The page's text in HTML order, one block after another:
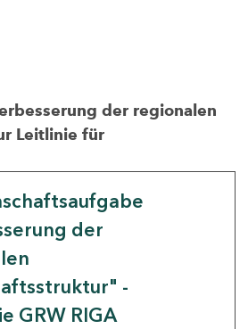
der regionalen
Leitlinie für
der
-
GRW RIGA